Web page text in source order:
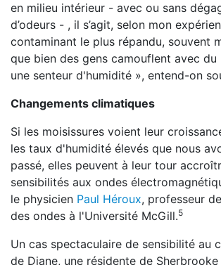
en milieu intérieur - avec ou sans
d’odeurs - , il s’agit, selon mon
contaminant le plus répandu, souvent
que bien des gens camouflent avec
une senteur d'humidité », entend-on
Changements climatiques
Si les moisissures voient leur
les taux d'humidité élevés que nous
passé, elles peuvent à leur tour
sensibilités aux ondes
le physicien Paul Héroux, professeur
des ondes à l'Université McGill.5
Un cas spectaculaire de sensibilité au
de Diane, une résidente de